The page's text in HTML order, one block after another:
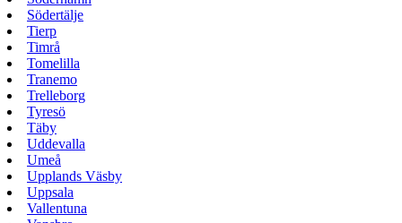
Södertälje
Tierp
Timrå
Tomelilla
Tranemo
Trelleborg
Tyresö
Täby
Uddevalla
Umeå
Upplands Väsby
Uppsala
Vallentuna